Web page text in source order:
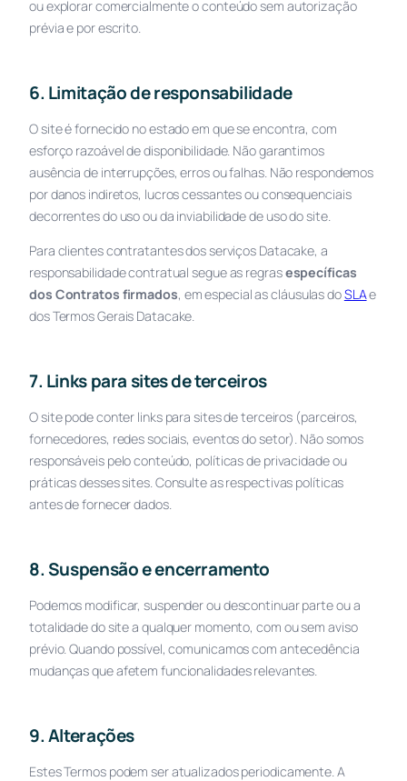
ou explorar comercialmente o conteúdo sem autorização
prévia e por escrito.
6. Limitação de responsabilidade
O site é fornecido no estado em que se encontra, com
esforço razoável de disponibilidade. Não garantimos
ausência de interrupções, erros ou falhas. Não respondemos
por danos indiretos, lucros cessantes ou consequenciais
decorrentes do uso ou da inviabilidade de uso do site.
Para clientes contratantes dos serviços Datacake, a
responsabilidade contratual segue as regrasespecíficas
dos Contratos firmados, em especial as cláusulas doSLAe
dos Termos Gerais Datacake.
7. Links para sites de terceiros
O site pode conter links para sites de terceiros (parceiros,
fornecedores, redes sociais, eventos do setor). Não somos
responsáveis pelo conteúdo, políticas de privacidade ou
práticas desses sites. Consulte as respectivas políticas
antes de fornecer dados.
8. Suspensão e encerramento
Podemos modificar, suspender ou descontinuar parte ou a
totalidade do site a qualquer momento, com ou sem aviso
prévio. Quando possível, comunicamos com antecedência
mudanças que afetem funcionalidades relevantes.
9. Alterações
Estes Termos podem ser atualizados periodicamente. A